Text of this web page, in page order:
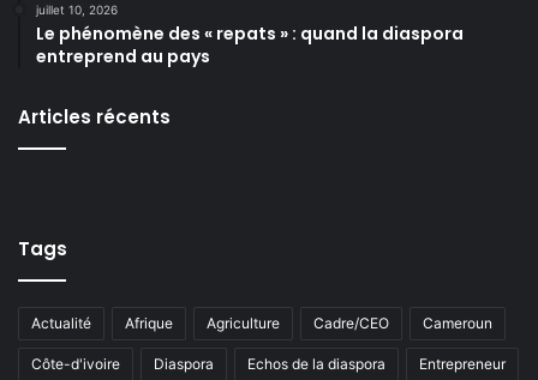
juillet 10, 2026
Le phénomène des « repats » : quand la diaspora
entreprend au pays
Articles récents
Tags
Actualité Afrique Agriculture Cadre/CEO Cameroun
Côte-d'ivoire Diaspora Echos de la diaspora Entrepreneur